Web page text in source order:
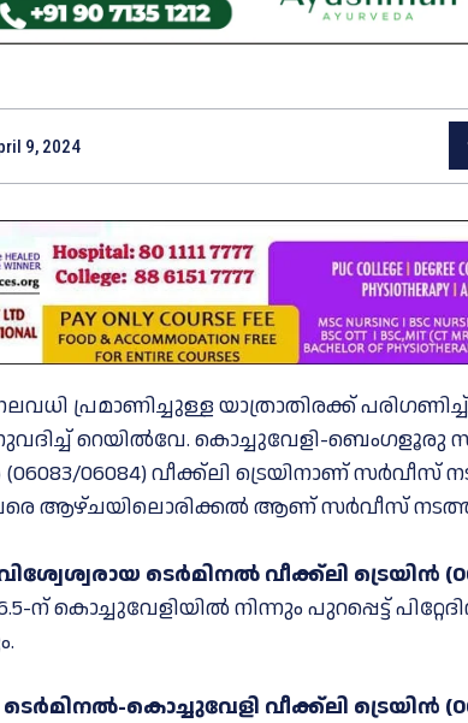
9, 2024
പ്രമാണിച്ചുള്ള യാത്രാതിരക്ക്
റെയിൽവേ. കൊച്ചുവേളി-ബെംഗളൂരു
06084) വീക്ക്ലി ട്രെയിനാണ്
ആഴ്ചയിലൊരിക്കല്‍ ആണ് സര്‍വീസ്
ടെർമിനൽ വീക്ക്ലി ട്രെയിന്‍
ന് കൊച്ചുവേളിയില്‍ നിന്നും പുറപ്പെട്ട്
കൊച്ചുവേളി വീക്ക്ലി ട്രെയിന്‍